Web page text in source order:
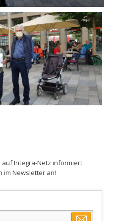
Integra-Netz informiert
im Newsletter an!